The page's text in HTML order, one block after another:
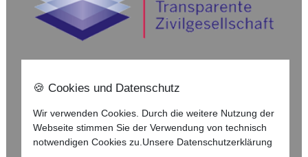
Nach oben ⇪
Impressum
🍪 Cookies und Datenschutz
Wir verwenden Cookies. Durch die weitere Nutzung der
Webseite stimmen Sie der Verwendung von technisch
notwendigen Cookies zu.Unsere Datenschutzerklärung